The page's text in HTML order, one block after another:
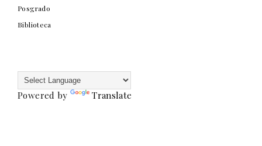
Posgrado
Biblioteca
Powered by Translate